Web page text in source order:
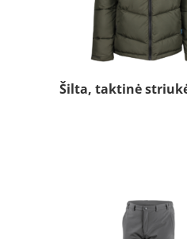
Šilta, taktinė